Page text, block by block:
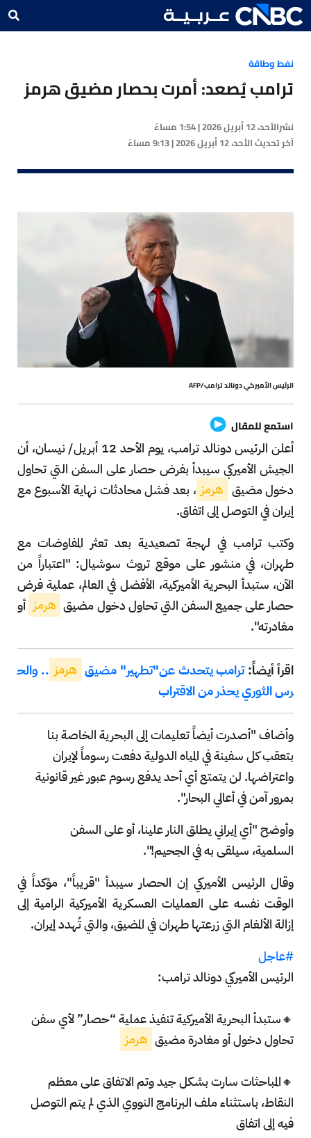
نفط وطاقة
ترامب يُصعد: أمرت بحصار مضيق هرمز
نشرالأحد، 12 أبريل 2026 | 1:54 مساءً
آخر تحديثالأحد، 12 أبريل 2026 | 9:13 مساءً
الرئيس الأميركي دونالد ترامب/AFP
استمع للمقال
أعلن الرئيس دونالد ترامب، يوم الأحد 12 أبريل/ نيسان، أن
الجيش الأميركي سيبدأ بفرض حصار على السفن التي تحاول
دخول مضيق هرمز ، بعد فشل محادثات نهاية الأسبوع مع
إيران في التوصل إلى اتفاق.
وكتب ترامب في لهجة تصعيدية بعد تعثر المفاوضات مع
طهران، في منشور على موقع تروث سوشيال: "اعتباراً من
الآن، ستبدأ البحرية الأميركية، الأفضل في العالم، عملية فرض
حصار على جميع السفن التي تحاول دخول مضيق هرمز أو
مغادرته".
اقرأ أيضاً:ترامب يتحدث عن"تطهير" مضيق هرمز .. والح
رس الثوري يحذر من الاقتراب
وأضاف "أصدرت أيضاً تعليمات إلى البحرية الخاصة بنا
بتعقب كل سفينة في المياه الدولية دفعت رسوماً لإيران
واعتراضها. لن يتمتع ⁠أي أحد يدفع ‌رسوم عبور غير قانونية
بمرور آمن في أعالي البحار".
وأوضح "أي إيراني يطلق النار علينا، أو على السفن
السلمية، سيلقى به في الجحيم!".
وقال الرئيس الأميركي إن الحصار سيبدأ "قريباً"، مؤكداً في
الوقت نفسه على العمليات العسكرية الأميركية الرامية إلى
إزالة الألغام التي زرعتها طهران في المضيق، والتي تُهدد إيران.
#عاجل
الرئيس الأميركي دونالد ترامب:
🔸ستبدأ البحرية الأميركية تنفيذ عملية “حصار” لأي سفن
تحاول دخول أو مغادرة مضيق هرمز
🔸المباحثات سارت بشكل جيد وتم الاتفاق على معظم
النقاط، باستثناء ملف البرنامج النووي الذي لم يتم التوصل
فيه إلى اتفاق